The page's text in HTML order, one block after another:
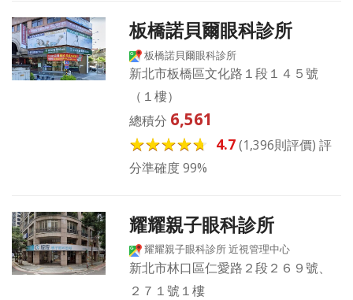
板橋諾貝爾眼科診所
板橋諾貝爾眼科診所
新北市板橋區文化路１段１４５號
（１樓）
總積分 6,561
4.7(1,396則評價) 評
分準確度 99%
耀耀親子眼科診所
耀耀親子眼科診所 近視管理中心
新北市林口區仁愛路２段２６９號、
２７１號１樓